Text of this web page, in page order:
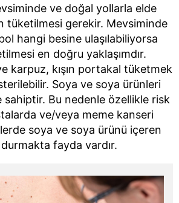
ve doğal yollarla elde
tüketilmesi gerekir. Mevsiminde
hangi besine ulaşılabiliyorsa
en doğru yaklaşımdır.
karpuz, kışın portakal tüketmek
Soya ve soya ürünleri
Bu nedenle özellikle risk
ve/veya meme kanseri
soya ve soya ürünü içeren
fayda vardır.